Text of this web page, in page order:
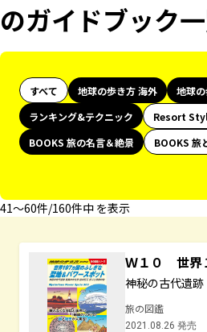
のガイドブック
すべて 地球の歩き方 海外 地球の
ランキング&テクニック
Resort
BOOKS 旅の名言＆絶景
BOOKS 旅
41〜60件/160件中 を表示
Ｗ１０ 世界
神秘の古代遺
旅の図鑑
2021.08.26 発売